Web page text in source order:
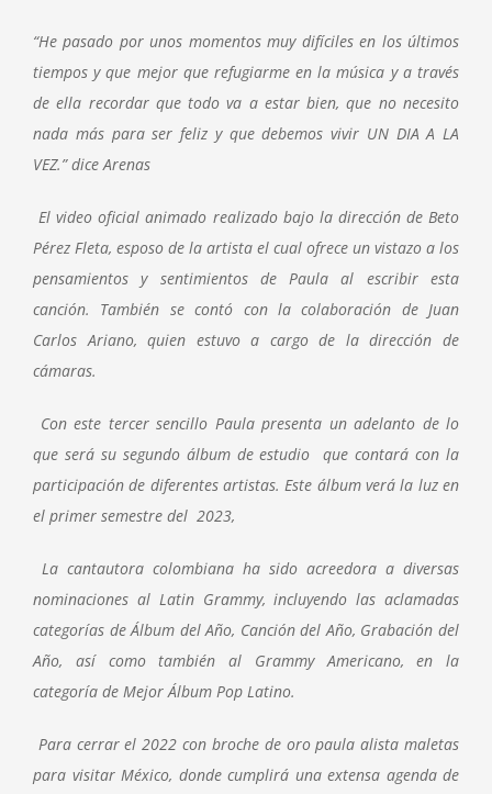
“He pasado por unos momentos muy difíciles en los últimos
tiempos y que mejor que refugiarme en la música y a través
de ella recordar que todo va a estar bien, que no necesito
nada más para ser feliz y que debemos vivir UN DIA A LA
VEZ.” dice Arenas
El video oficial animado realizado bajo la dirección de Beto
Pérez Fleta, esposo de la artista el cual ofrece un vistazo a los
pensamientos y sentimientos de Paula al escribir esta
canción. También se contó con la colaboración de Juan
Carlos Ariano, quien estuvo a cargo de la dirección de
cámaras.
Con este tercer sencillo Paula presenta un adelanto de lo
que será su segundo álbum de estudio que contará con la
participación de diferentes artistas. Este álbum verá la luz en
el primer semestre del 2023,
La cantautora colombiana ha sido acreedora a diversas
nominaciones al Latin Grammy, incluyendo las aclamadas
categorías de Álbum del Año, Canción del Año, Grabación del
Año, así como también al Grammy Americano, en la
categoría de Mejor Álbum Pop Latino.
Para cerrar el 2022 con broche de oro paula alista maletas
para visitar México, donde cumplirá una extensa agenda de